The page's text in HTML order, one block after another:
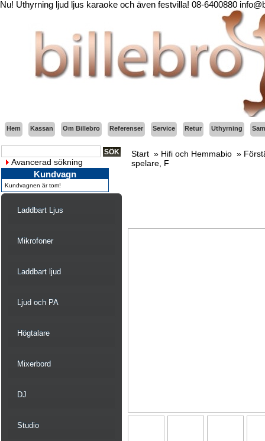
Nu! Uthyrning ljud ljus karaoke och även festvilla! 08-6400880
Hem Kassan Om Billebro Referenser Service Retur Uthyrning
Avancerad sökning
Kundvagn
Kundvagnen är tom!
Laddbart Ljus
Mikrofoner
Laddbart ljud
Ljud och PA
Högtalare
Mixerbord
DJ
Studio
Start » Hifi och Hemmabio »
spelare, F